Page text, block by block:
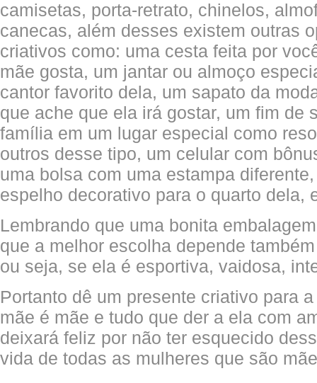
camisetas, porta-retrato, chinelos,
canecas, além desses existem outras
criativos como: uma cesta feita por
mãe gosta, um jantar ou almoço
cantor favorito dela, um sapato da
que ache que ela irá gostar, um fim de
família em um lugar especial como
outros desse tipo, um celular com
uma bolsa com uma estampa
espelho decorativo para o quarto dela,
Lembrando que uma bonita
que a melhor escolha depende
ou seja, se ela é esportiva, vaidosa,
Portanto dê um presente criativo para
mãe é mãe e tudo que der a ela com
deixará feliz por não ter esquecido
vida de todas as mulheres que são